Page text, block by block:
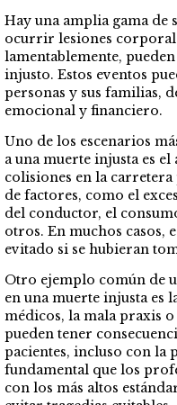
Hay una amplia gama de
ocurrir lesiones
lamentablemente,
injusto. Estos eventos
personas y sus familias,
emocional y financiero.
Uno de los escenarios
a una muerte injusta es
colisiones en la carretera
de factores, como el
del conductor, el
otros. En muchos casos,
evitado si se hubieran
Otro ejemplo común de
en una muerte injusta es
médicos, la mala praxis
pueden tener
pacientes, incluso con la
fundamental que los
con los más altos